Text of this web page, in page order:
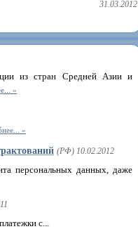
31.03.2012
из стран Средней Азии и
(РФ) 10.02.2012
персональных данных, даже
с...